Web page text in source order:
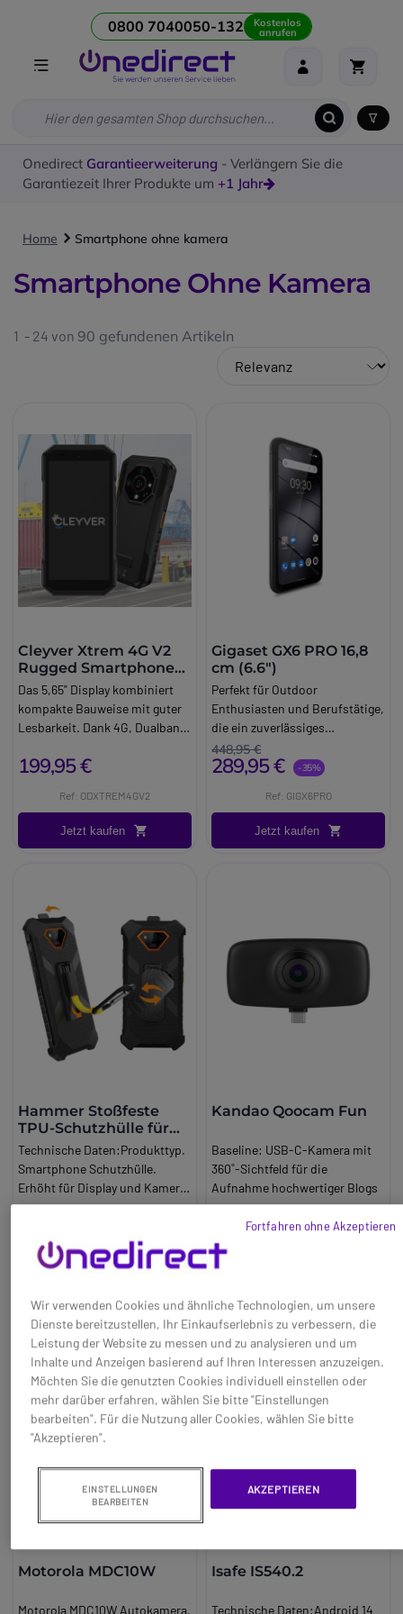
0800 7040050-132 Kostenlos
anrufen
Onedirect Garantieerweiterung - Verlängern Sie die
Garantiezeit Ihrer Produkte um +1 Jahr
Home Smartphone ohne kamera
Smartphone Ohne Kamera
1 - 24 von 90 gefundenen Artikeln
Cleyver Xtrem 4G V2
Rugged Smartphone
IP68
Das 5,65" Display kombiniert
kompakte Bauweise mit guter
Lesbarkeit. Dank 4G, Dualband
ist das Smartphone optimal für
vernetzt.
199,95 €
Ref: ODXTREM4GV2
Jetzt kaufen
Gigaset GX6 PRO 16,8
cm (6.6")
Perfekt für Outdoor
Enthusiasten und Berufstätige,
die ein zuverlässiges
Smartphone suchen. Mit
seinem leistungsstarken Akku,
und der neuesten 5G
Technologie ist das GX6 PRO
448,95 €
289,95 € -35%
Ref: GIGX6PRO
Jetzt kaufen
Hammer Stoßfeste
TPU-Schutzhülle für
Iron V
Technische Daten:Produkttyp.
Smartphone Schutzhülle.
Erhöht für Display und Kamera.
Zugänglichkeit. Kompatibel mit
Anbringung.
Ref: MYIRONVTPCASE
Kandao Qoocam Fun
Baseline: USB-C-Kamera mit
360˚-Sichtfeld für die
Aufnahme hochwertiger Blogs
Brand:Kandao
Long_description:
Kandao Qoocam Fun:
Die Kandao Qoocam Fun ist
eine Vlogging-Kamera, die über
die QooCam APP-App
funktioniert. Sobald Sie diese
auf Ihr Smartphone
heruntergeladen haben,
können Sie die Kamera über
loslegen.
Sie ist ideal, um Fotos in
besserer Qualität aufzunehmen
Smartphones. Sie ermöglicht
es Ihnen, die besten Momente
Geschäfte, Veranstaltungen -
147,35 €
Motorola MDC10W
Motorola MDC10W Autokamera.
Isafe IS540.2
Technische Daten:Android 14
Wir verwenden Cookies und ähnliche Technologien, um unsere
Dienste bereitzustellen, Ihr Einkaufserlebnis zu verbessern, die
Leistung der Website zu messen und zu analysieren und um
Inhalte und Anzeigen basierend auf Ihren Interessen anzuzeigen.
Möchten Sie die genutzten Cookies individuell einstellen oder
mehr darüber erfahren, wählen Sie bitte "Einstellungen
bearbeiten". Für die Nutzung aller Cookies, wählen Sie bitte
"Akzeptieren".
EINSTELLUNGEN
BEARBEITEN
AKZEPTIEREN
Fortfahren ohne Akzeptieren